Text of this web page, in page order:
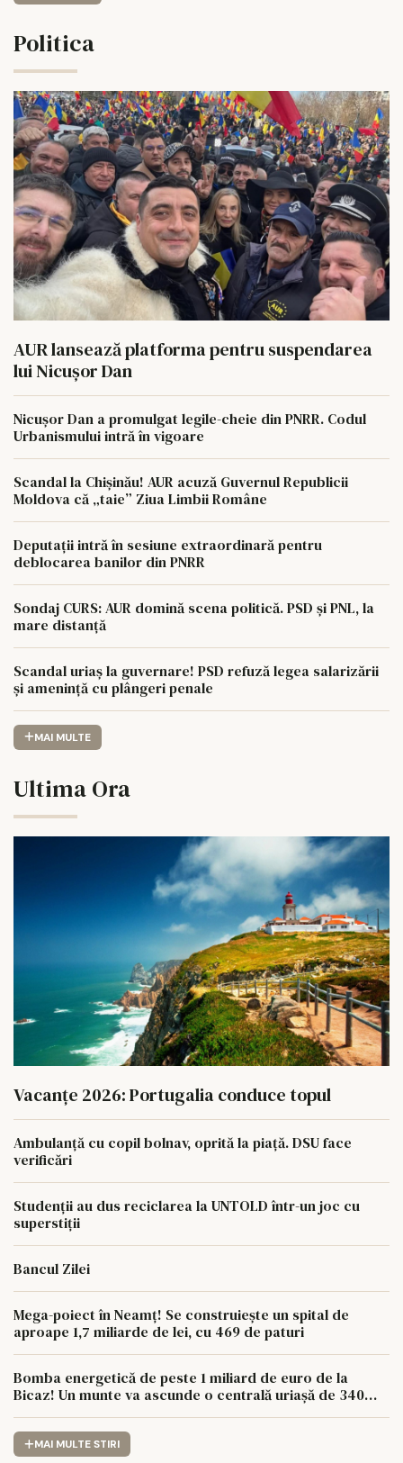
Politica
AUR lansează platforma pentru suspendarea
lui Nicușor Dan
Nicușor Dan a promulgat legile-cheie din PNRR. Codul
Urbanismului intră în vigoare
Scandal la Chișinău! AUR acuză Guvernul Republicii
Moldova că „taie” Ziua Limbii Române
Deputații intră în sesiune extraordinară pentru
deblocarea banilor din PNRR
Sondaj CURS: AUR domină scena politică. PSD și PNL, la
mare distanță
Scandal uriaș la guvernare! PSD refuză legea salarizării
și amenință cu plângeri penale
MAI MULTE
Ultima Ora
Vacanțe 2026: Portugalia conduce topul
Ambulanță cu copil bolnav, oprită la piață. DSU face
verificări
Studenții au dus reciclarea la UNTOLD într-un joc cu
superstiții
Bancul Zilei
Mega-poiect în Neamț! Se construiește un spital de
aproape 1,7 miliarde de lei, cu 469 de paturi
Bomba energetică de peste 1 miliard de euro de la
Bicaz! Un munte va ascunde o centrală uriașă de 340
MAI MULTE STIRI